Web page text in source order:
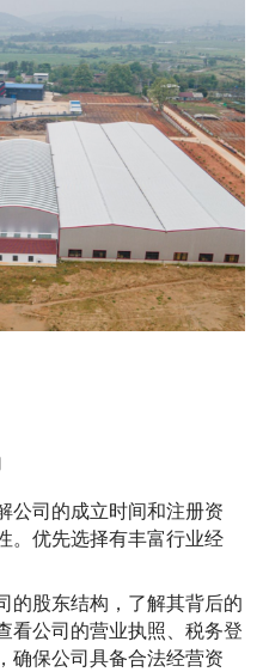
公司的成立时间和注册资
。优先选择有丰富行业经
的股东结构，了解其背后的
看公司的营业执照、税务登
确保公司具备合法经营资